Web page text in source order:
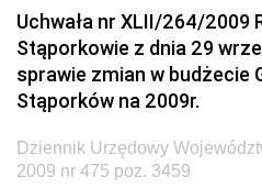
Dziennik Urzędowy
Chemicznego i Lekkiego
Dziennik Urzędowy
Gospodarki Żywnościowej
Dziennik Urzędowy
Społecznej
Uchwała nr XLII/264/2009
Stąporkowie z dnia 29
sprawie zmian w budżecie
Stąporków na 2009r.
Dziennik Urzędowy
2009 nr 475 poz. 3459